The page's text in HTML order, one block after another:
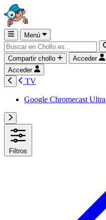
Menú
Compartir chollo
Acceder
Acceder
TV
Google Chromecast Ultra
Filtros